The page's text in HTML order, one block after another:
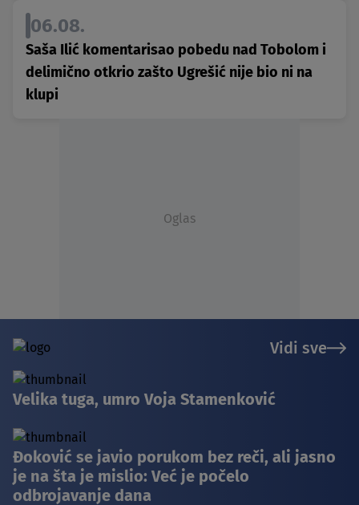
06.08.
Saša Ilić komentarisao pobedu nad Tobolom i
delimično otkrio zašto Ugrešić nije bio ni na
klupi
Oglas
Vidi sve
Velika tuga, umro Voja Stamenković
Đoković se javio porukom bez reči, ali jasno
je na šta je mislio: Već je počelo
odbrojavanje dana